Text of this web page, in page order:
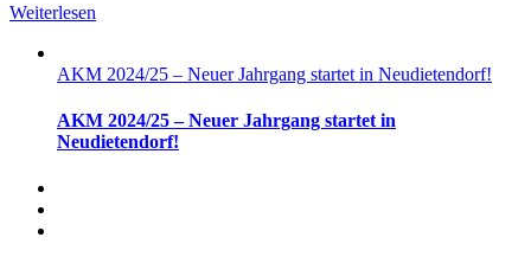
Weiterlesen
AKM 2024/25 – Neuer Jahrgang startet in Neudietendorf!
AKM 2024/25 – Neuer Jahrgang startet in
Neudietendorf!